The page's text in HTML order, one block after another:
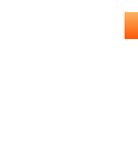
Strakke uitstraling: past op